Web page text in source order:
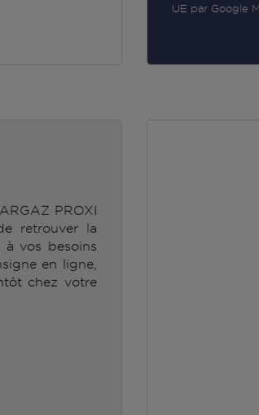
UE par Google
PROXI
retrouver la
vos besoins
en ligne,
chez votre